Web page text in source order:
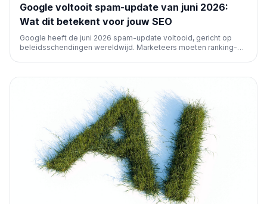
Google voltooit spam-update van juni 2026:
Wat dit betekent voor jouw SEO
Google heeft de juni 2026 spam-update voltooid, gericht op
beleidsschendingen wereldwijd. Marketeers moeten ranking-
onderscheiden van andere factoren, inclusief AI-